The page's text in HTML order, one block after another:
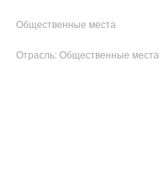
Общественные места
Отрасль: Общественные места